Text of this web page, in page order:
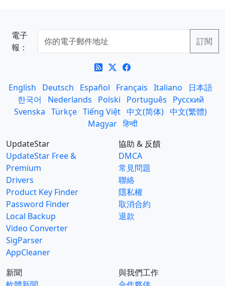
電子
報：
English Deutsch Español Français Italiano
日本語
한국어
Nederlands Polski Português
Русский
Svenska Türkçe Tiếng Việt 中文(简体) 中文(繁體)
Magyar हिन्दी
UpdateStar
UpdateStar Free &
Premium
Drivers
Product Key Finder
Password Finder
Local Backup
Video Converter
SigParser
AppCleaner
協助 & 反饋
DMCA
常見問題
聯絡
隱私權
取消合約
退款
新聞
與我們工作